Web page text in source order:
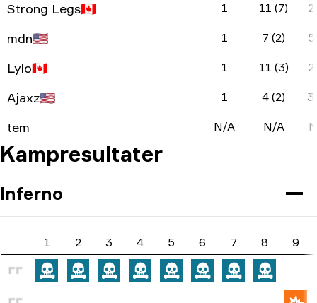
Strong Legs🇨🇦 1 11 (7) 2
mdn🇺🇸 1 7 (2) 5
Lylo🇨🇦 1 11 (3) 2
Ajaxz🇺🇸 1 4 (2) 3
tem N/A N/A
Kampresultater
Inferno
1 2 3 4 5 6 7 8 9